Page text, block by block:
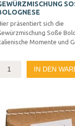
präsentiert sich die
Soße
Momente und
IN DEN